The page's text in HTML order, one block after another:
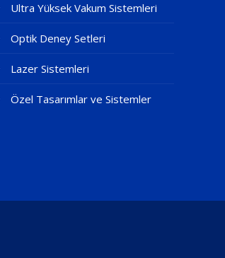
Ultra Yüksek Vakum Sistemleri
Optik Deney Setleri
Lazer Sistemleri
Özel Tasarımlar ve Sistemler